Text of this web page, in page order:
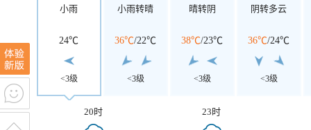
小雨
24℃
<3级
小雨转晴
36℃/22℃
<3级
晴转阴
38℃/23℃
<3级
阴转多云
36℃/24℃
<3级
20时 23时